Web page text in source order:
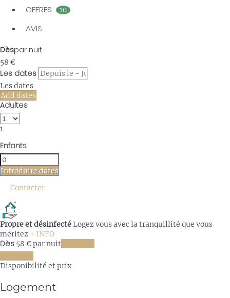
OFFRES
10
AVIS
Dèspar nuit
58 €
Les dates
Les dates
Add dates
Adultes
1
Enfants
Introduire dates
Contacter
Propre et désinfectéLogez vous avec la tranquillité que vous
méritez + INFO
Dès 58 € par nuit
Disponibilité et prix
Logement